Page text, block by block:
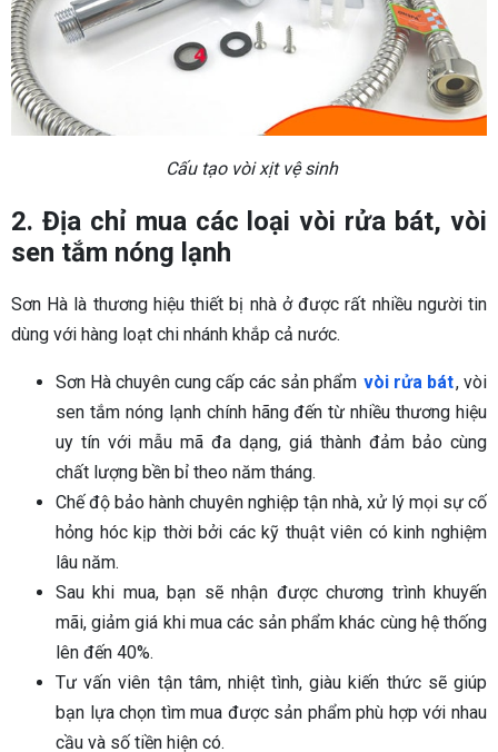
Cấu tạo vòi xịt vệ sinh
2. Địa chỉ mua các loại vòi rửa bát, vòi
sen tắm nóng lạnh
Sơn Hà là thương hiệu thiết bị nhà ở được rất nhiều người tin
dùng với hàng loạt chi nhánh khắp cả nước.
Sơn Hà chuyên cung cấp các sản phẩm vòi rửa bát, vòi
sen tắm nóng lạnh chính hãng đến từ nhiều thương hiệu
uy tín với mẫu mã đa dạng, giá thành đảm bảo cùng
chất lượng bền bỉ theo năm tháng.
Chế độ bảo hành chuyên nghiệp tận nhà, xử lý mọi sự cố
hỏng hóc kịp thời bởi các kỹ thuật viên có kinh nghiệm
lâu năm.
Sau khi mua, bạn sẽ nhận được chương trình khuyến
mãi, giảm giá khi mua các sản phẩm khác cùng hệ thống
lên đến 40%.
Tư vấn viên tận tâm, nhiệt tình, giàu kiến thức sẽ giúp
bạn lựa chọn tìm mua được sản phẩm phù hợp với nhau
cầu và số tiền hiện có.